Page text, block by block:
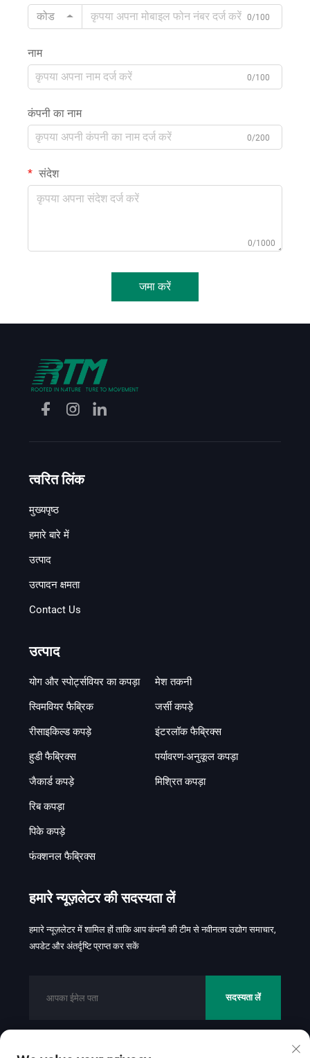
कोड
0/100
नाम
0/100
कंपनी का नाम
0/200
संदेश
0/1000
जमा करें
त्वरित लिंक
मुख्यपृष्ठ
हमारे बारे में
उत्पाद
उत्पादन क्षमता
Contact Us
उत्पाद
योग और स्पोर्ट्सवियर का कपड़ा
स्विमवियर फैब्रिक
रीसाइकिल्ड कपड़े
हुडी फैब्रिक्स
मेश तकनी
जर्सी कपड़े
इंटरलॉक फैब्रिक्स
पर्यावरण-अनुकूल कपड़ा
जैकार्ड कपड़े
रिब कपड़ा
पिके कपड़े
फंक्शनल फैब्रिक्स
मिश्रित कपड़ा
हमारे न्यूज़लेटर की सदस्यता लें
हमारे न्यूज़लेटर में शामिल हों ताकि आप कंपनी की टीम से नवीनतम उद्योग समाचार,
अपडेट और अंतर्दृष्टि प्राप्त कर सकें
सदस्यता लें